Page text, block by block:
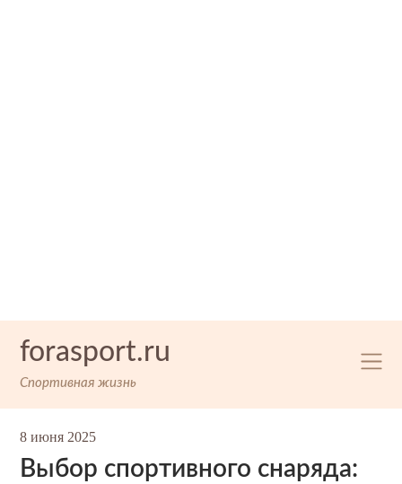
forasport.ru
Спортивная жизнь
8 июня 2025
Выбор спортивного снаряда: